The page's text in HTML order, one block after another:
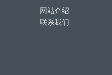
网站介绍
联系我们